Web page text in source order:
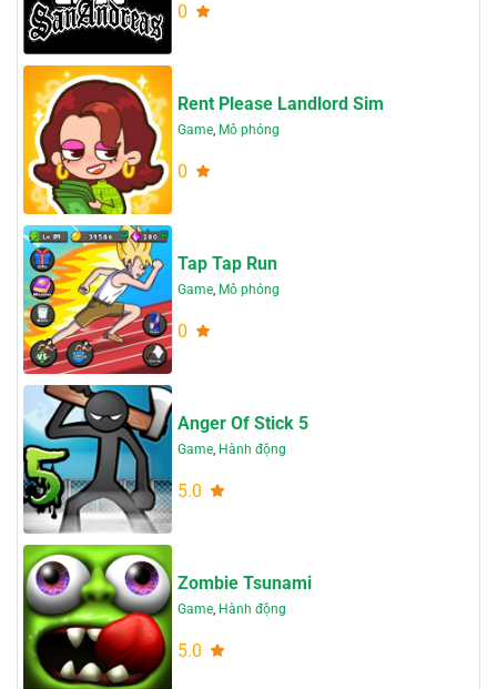
0
Rent Please Landlord Sim
Game, Mô phỏng
0
Tap Tap Run
Game, Mô phỏng
0
Anger Of Stick 5
Game, Hành động
5.0
Zombie Tsunami
Game, Hành động
5.0